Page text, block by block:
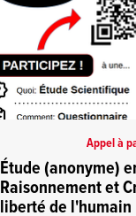
Appel à
Étude (anonyme)
Raisonnement et
liberté de l'humain